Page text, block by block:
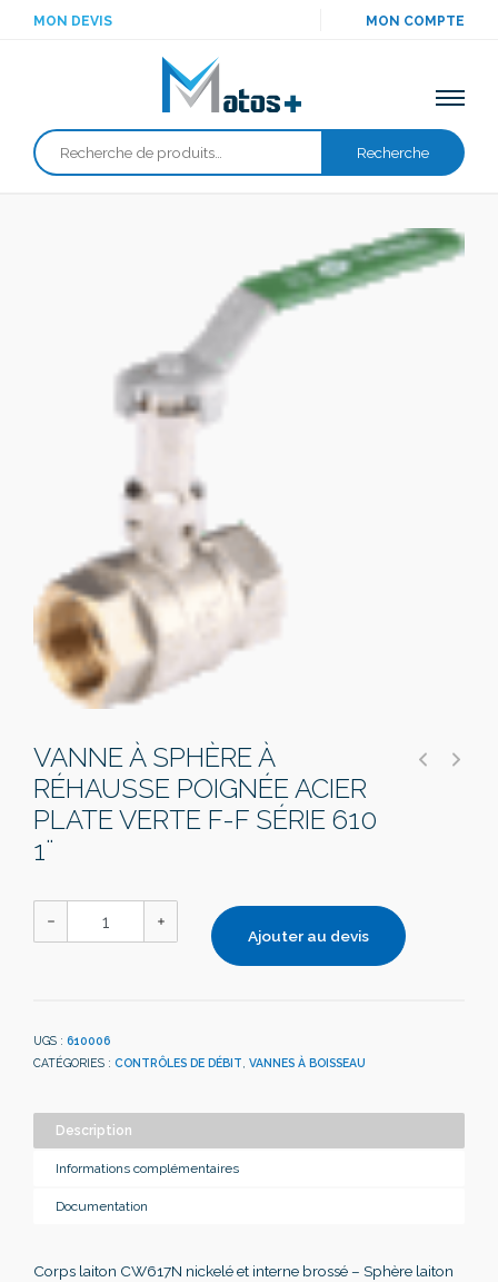
MON DEVIS MON COMPTE
Recherche
Recherche
VANNE À SPHÈRE À
RÉHAUSSE POIGNÉE ACIER
PLATE VERTE F-F SÉRIE 610
1¨
Ajouter au devis
UGS : 610006
CATÉGORIES : CONTRÔLES DE DÉBIT VANNES À BOISSEAU
Description
Informations complémentaires
Documentation
Corps laiton CW617N nickelé et interne brossé – Sphère laiton